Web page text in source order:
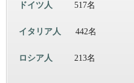
ドイツ人 517名
イタリア人 442名
ロシア人 213名